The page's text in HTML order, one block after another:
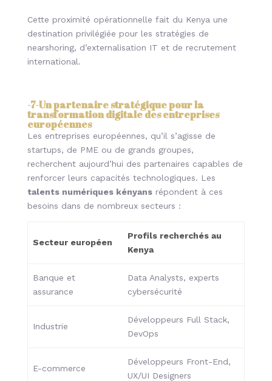
Cette proximité opérationnelle fait du Kenya une
destination privilégiée pour les stratégies de
nearshoring, d’externalisation IT et de recrutement
international.
-7-Un partenaire stratégique pour la
transformation digitale des entreprises
européennes
Les entreprises européennes, qu’il s’agisse de
startups, de PME ou de grands groupes,
recherchent aujourd’hui des partenaires capables de
renforcer leurs capacités technologiques. Les
talents numériques kényansrépondent à ces
besoins dans de nombreux secteurs :
Secteur européen
Profils recherchés au
Kenya
Banque et
assurance
Data Analysts, experts
cybersécurité
Industrie
Développeurs Full Stack,
DevOps
E-commerce
Développeurs Front-End,
UX/UI Designers